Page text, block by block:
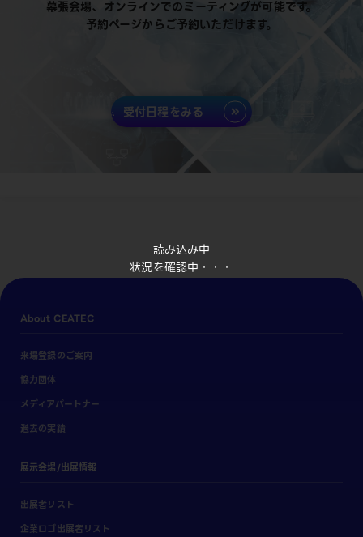
読み込み中
状況を確認中・・・
幕張会場、オンラインでのミーティングが可能です。
予約ページからご予約いただけます。
受付日程をみる
About CEATEC
来場登録のご案内
協力団体
メディアパートナー
過去の実績
展示会場/出展情報
出展者リスト
企業ロゴ出展者リスト